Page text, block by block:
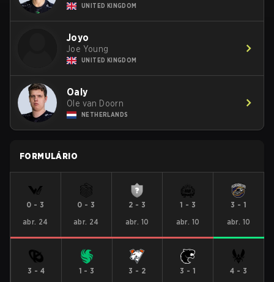
UNITED KINGDOM
Joyo
Joe Young
UNITED KINGDOM
Oaly
Ole van Doorn
NETHERLANDS
FORMULÁRIO
0 - 3
abr. 24
0 - 3
abr. 24
2 - 3
abr. 10
1 - 3
abr. 10
3 - 1
abr. 10
3 - 4
1 - 3
3 - 2
3 - 1
4 - 3